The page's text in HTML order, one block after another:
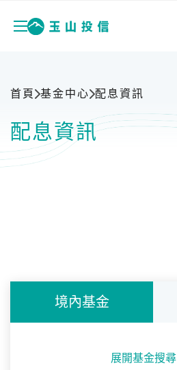
首頁 基金中心 配息資訊
配息資訊
境內基金
展開基金搜尋